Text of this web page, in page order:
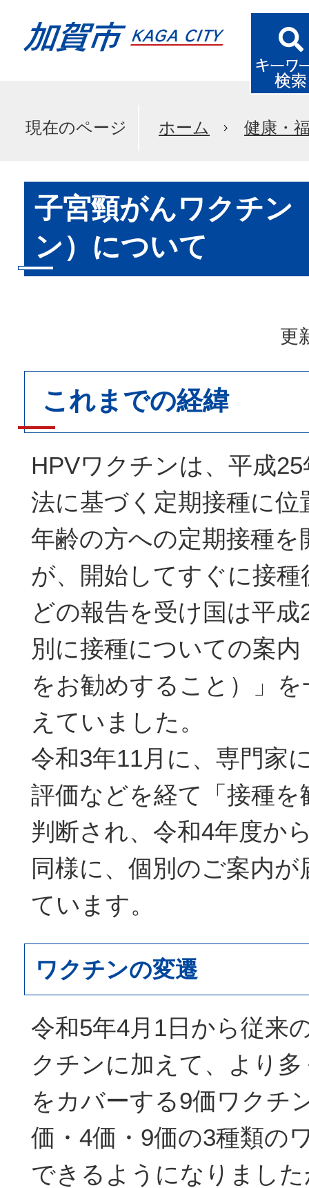
現在のページ ホーム 健康・
子宮頸がんワクチン
ン）について
更
これまでの経緯
HPVワクチンは、平成
法に基づく定期接種に位
年齢の方への定期接種を
が、開始してすぐに接
どの報告を受け国は平
別に接種についての案
をお勧めすること）」
えていました。
令和3年11月に、専門家
評価などを経て「接種
判断され、令和4年度か
同様に、個別のご案内
ています。
ワクチンの変遷
令和5年4月1日から従来
クチンに加えて、より
をカバーする9価ワクチ
価・4価・9価の3種類の
できるようになりまし